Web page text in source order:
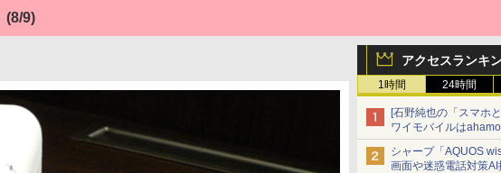
(8/9)
アクセスランキ
1時間 24時間
[石野純也の「スマホ
ワイモバイルは
身向け「超おトク割
点
シャープ「AQUOS
画面や迷惑電話対策